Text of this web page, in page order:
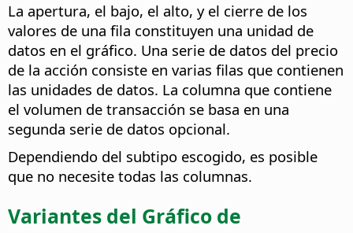
La apertura, el bajo, el alto, y el cierre de los
valores de una fila constituyen una unidad de
datos en el gráfico. Una serie de datos del precio
de la acción consiste en varias filas que contienen
las unidades de datos. La columna que contiene
el volumen de transacción se basa en una
segunda serie de datos opcional.
Dependiendo del subtipo escogido, es posible
que no necesite todas las columnas.
Variantes del Gráfico de